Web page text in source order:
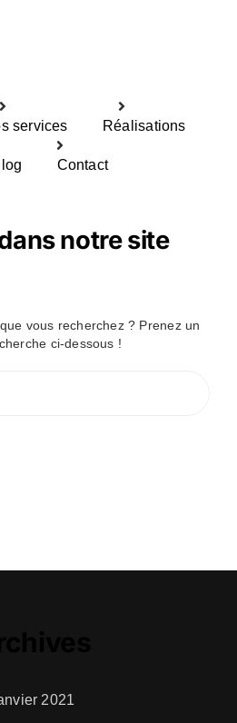
services Réalisations
Contact
notre site
vous recherchez ? Prenez un
ci-dessous !
2021